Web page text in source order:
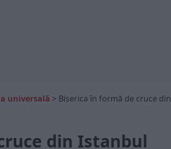
universală > Biserica în formă de cruce din
din Istanbul